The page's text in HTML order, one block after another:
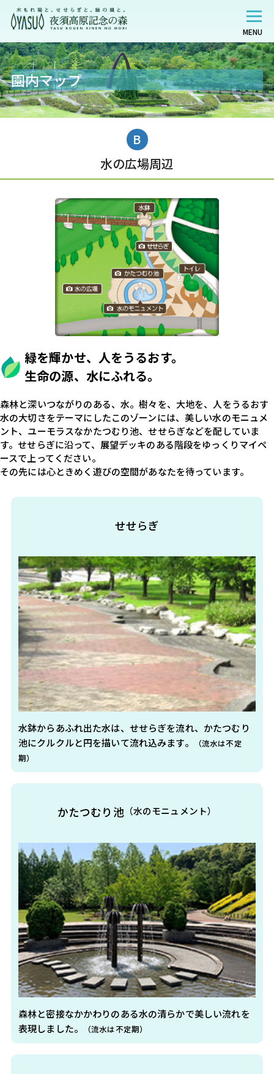
MENU
園内マップ
B
水の広場周辺
緑を輝かせ、人をうるおす。
生命の源、水にふれる。
森林と深いつながりのある、水。樹々を、大地を、人をうるおす
水の大切さをテーマにしたこのゾーンには、美しい水のモニュメ
ント、ユーモラスなかたつむり池、せせらぎなどを配していま
す。せせらぎに沿って、展望デッキのある階段をゆっくりマイペ
ースで上ってください。
その先には心ときめく遊びの空間があなたを待っています。
せせらぎ
水鉢からあふれ出た水は、せせらぎを流れ、かたつむり
池にクルクルと円を描いて流れ込みます。
（流水は不定
期）
かたつむり池 （水のモニュメント）
森林と密接なかかわりのある水の清らかで美しい流れを
表現しました。
（流水は不定期）